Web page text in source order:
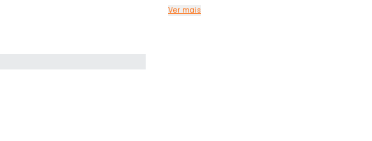
Ver mais